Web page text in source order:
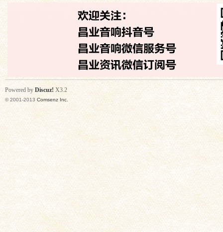
Powered by Discuz! X3.2
© 2001-2013 Comsenz Inc.